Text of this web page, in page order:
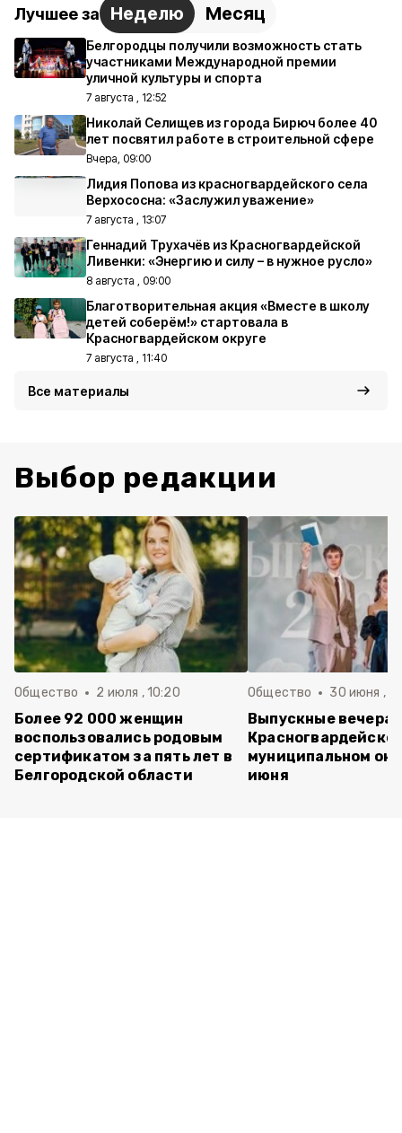
Лучшее за Неделю Месяц
Белгородцы получили возможность стать
участниками Международной премии
уличной культуры и спорта
7 августа , 12:52
Николай Селищев из города Бирюч более 40
лет посвятил работе в строительной сфере
Вчера, 09:00
Лидия Попова из красногвардейского села
Верхососна: «Заслужил уважение»
7 августа , 13:07
Геннадий Трухачёв из Красногвардейской
Ливенки: «Энергию и силу – в нужное русло»
8 августа , 09:00
Благотворительная акция «Вместе в школу
детей соберём!» стартовала в
Красногвардейском округе
7 августа , 11:40
Все материалы
Выбор редакции
Общество 2 июля , 10:20
Более 92 000 женщин
воспользовались родовым
сертификатом за пять лет в
Белгородской области
Общество 30 июня ,
Выпускные вечера
муниципальном
июня